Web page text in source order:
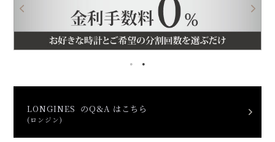
LONGINES のQ&A はこちら
(ロンジン)